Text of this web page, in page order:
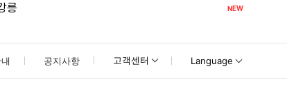
릉 NEW
공지사항 고객센터 Language